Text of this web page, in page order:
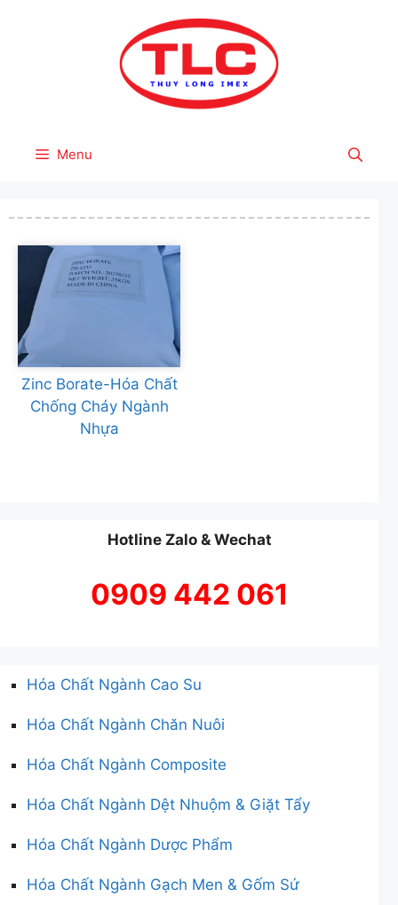
Menu
Zinc Borate-Hóa Chất
Chống Cháy Ngành
Nhựa
Hotline Zalo & Wechat
0909 442 061
Hóa Chất Ngành Cao Su
Hóa Chất Ngành Chăn Nuôi
Hóa Chất Ngành Composite
Hóa Chất Ngành Dệt Nhuộm & Giặt Tẩy
Hóa Chất Ngành Dược Phẩm
Hóa Chất Ngành Gạch Men & Gốm Sứ